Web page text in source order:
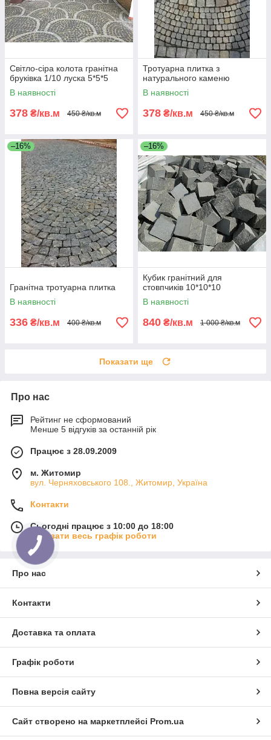
Світло-сіра колота гранітна
бруківка 1/10 луска 5*5*5
В наявності
378 ₴/кв.м 450 ₴/кв.м
Тротуарна плитка з
натурального каменю
В наявності
378 ₴/кв.м 450 ₴/кв.м
–16%
Гранітна тротуарна плитка
В наявності
336 ₴/кв.м 400 ₴/кв.м
–16%
Кубик гранітний для
стовпчиків 10*10*10
В наявності
840 ₴/кв.м 1 000 ₴/кв.м
Показати ще
Про нас
Рейтинг не сформований
Менше 5 відгуків за останній рік
Працює з 28.09.2009
м. Житомир
вул. Черняховського 108., Житомир, Україна
Контакти
Сьогодні працює з 10:00 до 18:00
Показати весь графік роботи
Про нас
Контакти
Доставка та оплата
Графік роботи
Повна версія сайту
Сайт створено на маркетплейсі Prom.ua